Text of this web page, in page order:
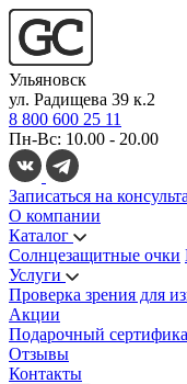
Ульяновск
ул. Радищева 39 к.2
8 800 600 25 11
Пн-Вс: 10.00 - 20.00
Записаться на
О компании
Каталог
Солнцезащитные очки
Услуги
Проверка зрения для
Акции
Подарочный
Отзывы
Контакты